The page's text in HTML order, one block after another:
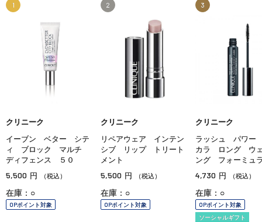
1
クリニーク
イーブン ベター シテ
ィ ブロック マルチ
ディフェンス ５０
5,500 円 （税込）
在庫：○
OPポイント対象
2
クリニーク
リペアウェア インテン
シブ リップ トリート
メント
5,500 円 （税込）
在庫：○
OPポイント対象
3
クリニーク
ラッシュ パワー
カラ ロング ウ
ング フォーミュ
4,730 円 （税込）
在庫：○
OPポイント対象
ソーシャルギフト